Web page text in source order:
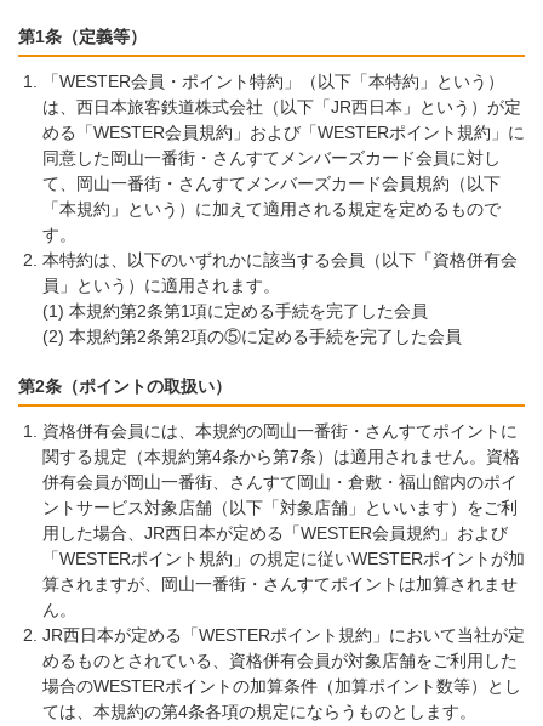
第1条（定義等）
「WESTER会員・ポイント特約」（以下「本特約」という）
は、西日本旅客鉄道株式会社（以下「JR西日本」という）が定
める「WESTER会員規約」および「WESTERポイント規約」に
同意した岡山一番街・さんすてメンバーズカード会員に対し
て、岡山一番街・さんすてメンバーズカード会員規約（以下
「本規約」という）に加えて適用される規定を定めるもので
す。
本特約は、以下のいずれかに該当する会員（以下「資格併有会
員」という）に適用されます。
本規約第2条第1項に定める手続を完了した会員
本規約第2条第2項の⑤に定める手続を完了した会員
第2条（ポイントの取扱い）
資格併有会員には、本規約の岡山一番街・さんすてポイントに
関する規定（本規約第4条から第7条）は適用されません。資格
併有会員が岡山一番街、さんすて岡山・倉敷・福山館内のポイ
ントサービス対象店舗（以下「対象店舗」といいます）をご利
用した場合、JR西日本が定める「WESTER会員規約」および
「WESTERポイント規約」の規定に従いWESTERポイントが加
算されますが、岡山一番街・さんすてポイントは加算されませ
ん。
JR西日本が定める「WESTERポイント規約」において当社が定
めるものとされている、資格併有会員が対象店舗をご利用した
場合のWESTERポイントの加算条件（加算ポイント数等）とし
ては、本規約の第4条各項の規定にならうものとします。